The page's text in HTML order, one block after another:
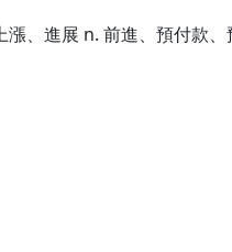
、進展 n. 前進、預付款